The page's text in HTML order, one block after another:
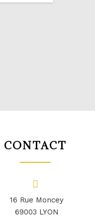
CONTACT
16 Rue Moncey
69003 LYON